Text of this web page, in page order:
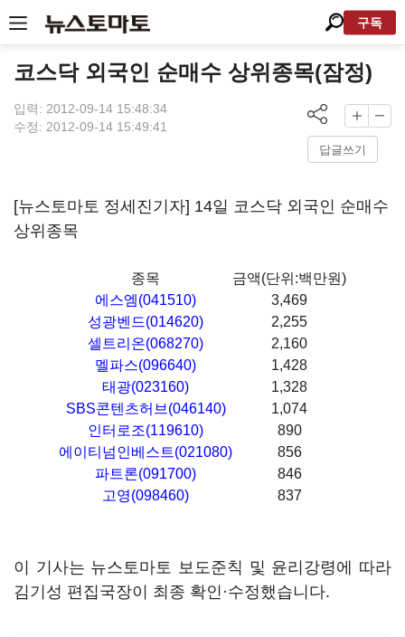
구독
코스닥 외국인 순매수 상위종목(잠정)
입력: 2012-09-14 15:48:34
수정: 2012-09-14 15:49:41
답글쓰기
[뉴스토마토 정세진기자] 14일 코스닥 외국인 순매수
상위종목
종목
금액(단위:백만원)
에스엠(041510)
3,469
성광벤드(014620)
2,255
셀트리온(068270)
2,160
멜파스(096640)
1,428
태광(023160)
1,328
SBS콘텐츠허브(046140)
1,074
인터로조(119610)
890
에이티넘인베스트(021080)
856
파트론(091700)
846
고영(098460)
837
이 기사는 뉴스토마토 보도준칙 및 윤리강령에 따라
김기성 편집국장이 최종 확인·수정했습니다.